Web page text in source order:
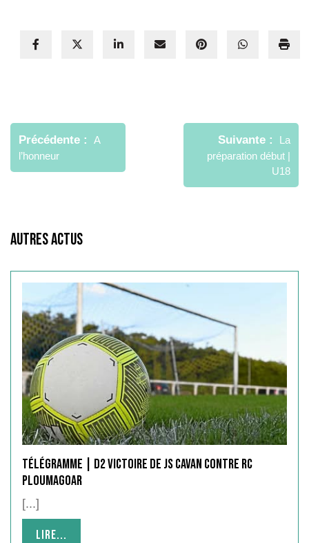
de
l’article
Précédente
A
l’honneur
Suivante
La
préparation début |
U18
Autres Actus
Télégramme | D2 victoire de JS CAVAN contre RC
PLOUMAGOAR
[...]
Lire...